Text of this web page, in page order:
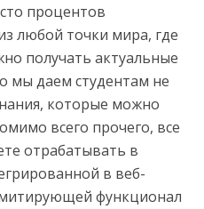
процентов
любой точки мира, где
получать актуальные
мы даем студентам не
которые можно
всего прочего, все
отрабатывать в
в веб-
функционал